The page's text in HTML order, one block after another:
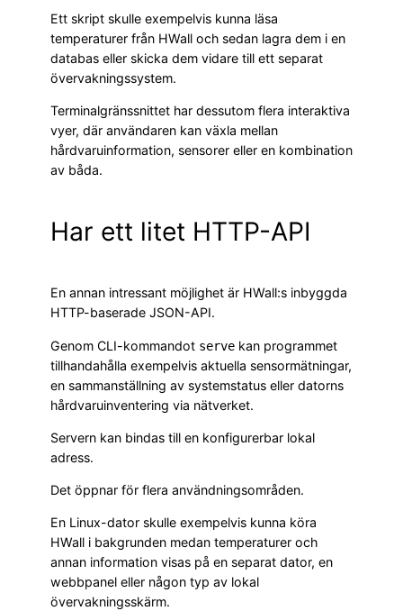
Ett skript skulle exempelvis kunna läsa
temperaturer från HWall och sedan lagra dem i en
databas eller skicka dem vidare till ett separat
övervakningssystem.
Terminalgränssnittet har dessutom flera interaktiva
vyer, där användaren kan växla mellan
hårdvaruinformation, sensorer eller en kombination
av båda.
Har ett litet HTTP-API
En annan intressant möjlighet är HWall:s inbyggda
HTTP-baserade JSON-API.
Genom CLI-kommandot serve kan programmet
tillhandahålla exempelvis aktuella sensormätningar,
en sammanställning av systemstatus eller datorns
hårdvaruinventering via nätverket.
Servern kan bindas till en konfigurerbar lokal
adress.
Det öppnar för flera användningsområden.
En Linux-dator skulle exempelvis kunna köra
HWall i bakgrunden medan temperaturer och
annan information visas på en separat dator, en
webbpanel eller någon typ av lokal
övervakningsskärm.